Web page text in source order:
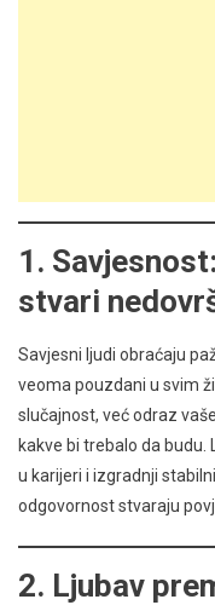
1.
stvari
Savjesni ljudi obraćaju
veoma pouzdani u svim
slučajnost, već odraz
kakve bi trebalo da budu.
u karijeri i izgradnji
odgovornost stvaraju
2. Ljubav